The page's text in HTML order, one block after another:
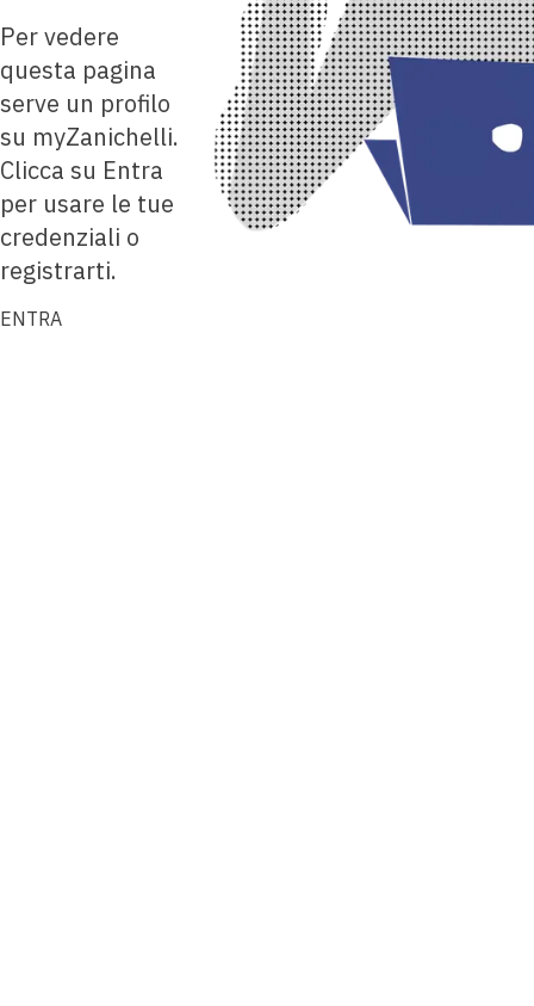
Per vedere
questa pagina
serve un profilo
su myZanichelli.
Clicca su Entra
per usare le tue
credenziali o
registrarti.
ENTRA